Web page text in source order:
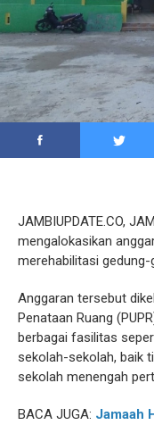
JAMBIUPDATE.CO,
mengalokasikan
merehabilitasi gedung-
Anggaran tersebut
Penataan Ruang
berbagai fasilitas
sekolah-sekolah, baik
sekolah menengah
BACA JUGA: Jamaah